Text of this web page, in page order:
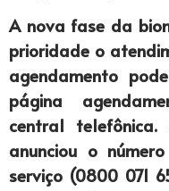
A nova fase da
prioridade o
agendamento
página
central
anunciou o
serviço (0800 071